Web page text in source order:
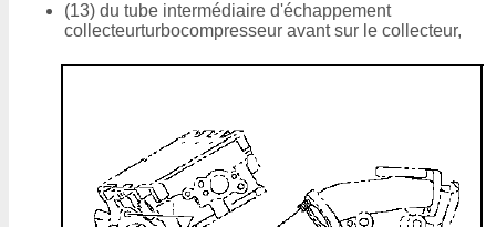
(13) du tube intermédiaire d'échappement
collecteurturbocompresseur avant sur le collecteur,